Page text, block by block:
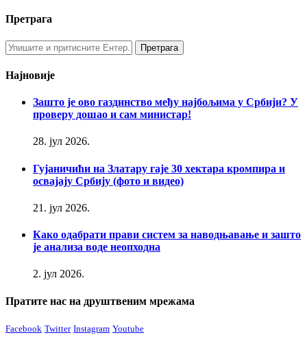
Претрага
Најновије
Зашто је ово газдинство међу најбољима у Србији? У
проверу дошао и сам министар!
28. јул 2026.
Гујаничићи на Златару гаје 30 хектара кромпира и
освајају Србију (фото и видео)
21. јул 2026.
Како одабрати прави систем за наводњавање и зашто
је анализа воде неопходна
2. јул 2026.
Пратите нас на друштвеним мрежама
Facebook Twitter Instagram Youtube